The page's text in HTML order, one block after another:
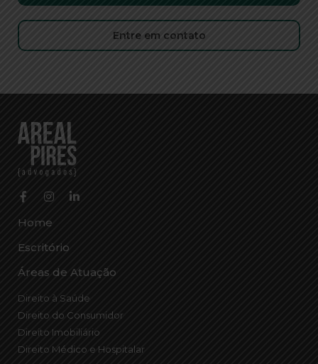
Entre em contato
Home
Escritório
Áreas de Atuação
Direito à Saúde
Direito do Consumidor
Direito Imobiliário
Direito Médico e Hospitalar